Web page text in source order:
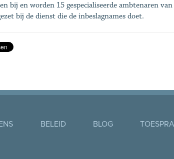
bij en worden 15 gespecialiseerde ambtenaren
bij de dienst die de inbeslag­names doet.
BELEID BLOG